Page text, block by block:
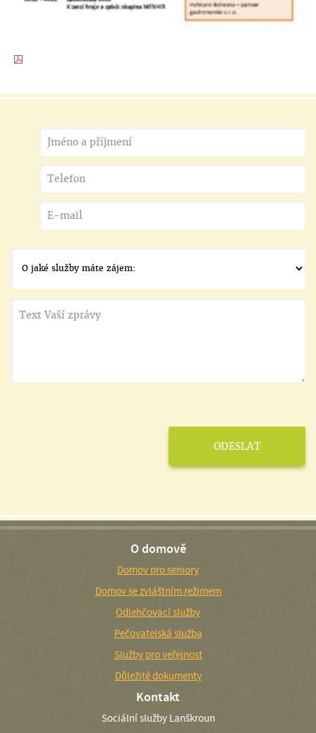
O domově
Domov pro seniory
Domov se zvláštním režimem
Odlehčovací služby
Pečovatelská služba
Služby pro veřejnost
Důležité dokumenty
Kontakt
Sociální služby Lanškroun